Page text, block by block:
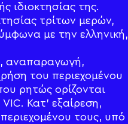
ιδιοκτησίας της.
τρίτων μερών,
με την ελληνική,
αναπαραγωγή,
του περιεχομένου
ρητώς ορίζονται
Κατ’ εξαίρεση,
τους, υπό